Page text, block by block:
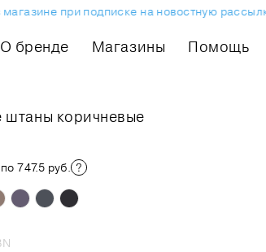
при подписке на новостную рассылку.
О бренде Магазины Помощь
коричневые
747.5 руб.